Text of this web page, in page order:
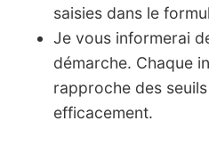
saisies dans le
Je vous informerai
démarche. Chaque
rapproche des
efficacement.